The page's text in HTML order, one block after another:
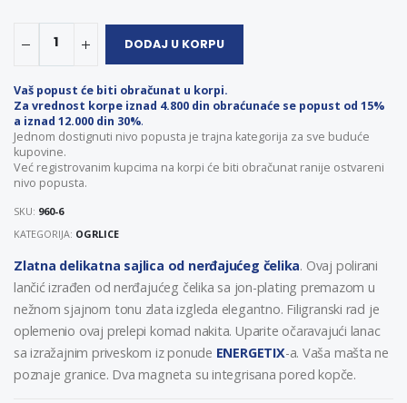
1 DODAJ U KORPU
Vaš popust će biti obračunat u korpi.
Za vrednost korpe iznad 4.800 din obraćunaće se popust od 15%
a iznad 12.000 din 30%.
Jednom dostignuti nivo popusta je trajna kategorija za sve buduće
kupovine.
Već registrovanim kupcima na korpi će biti obračunat ranije ostvareni
nivo popusta.
SKU: 960-6
KATEGORIJA: OGRLICE
Zlatna delikatna sajlica od nerđajućeg čelika. Ovaj polirani
lančić izrađen od nerđajućeg čelika sa jon-plating premazom u
nežnom sjajnom tonu zlata izgleda elegantno. Filigranski rad je
oplemenio ovaj prelepi komad nakita. Uparite očaravajući lanac
sa izražajnim priveskom iz ponude ENERGETIX-a. Vaša mašta ne
poznaje granice. Dva magneta su integrisana pored kopče.